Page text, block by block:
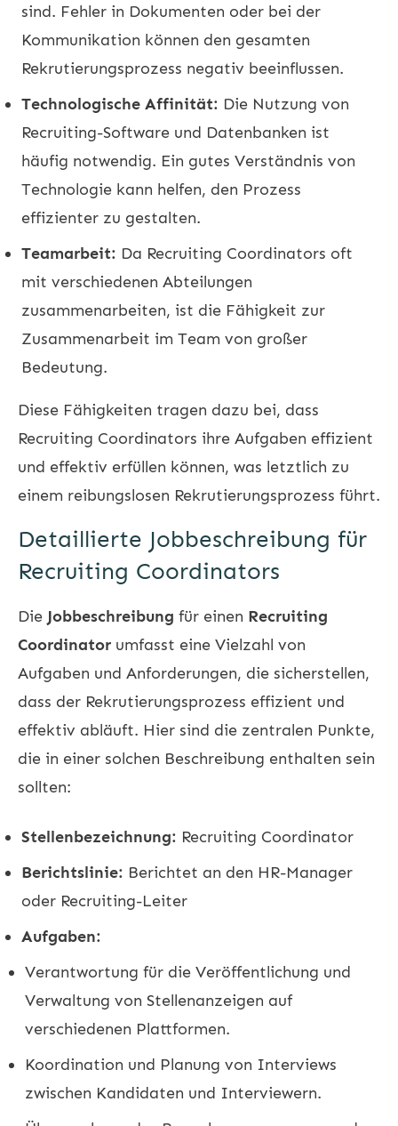
sind. Fehler in Dokumenten oder bei der
Kommunikation können den gesamten
Rekrutierungsprozess negativ beeinflussen.
Technologische Affinität: Die Nutzung von
Recruiting-Software und Datenbanken ist
häufig notwendig. Ein gutes Verständnis von
Technologie kann helfen, den Prozess
effizienter zu gestalten.
Teamarbeit: Da Recruiting Coordinators oft
mit verschiedenen Abteilungen
zusammenarbeiten, ist die Fähigkeit zur
Zusammenarbeit im Team von großer
Bedeutung.
Diese Fähigkeiten tragen dazu bei, dass
Recruiting Coordinators ihre Aufgaben effizient
und effektiv erfüllen können, was letztlich zu
einem reibungslosen Rekrutierungsprozess führt.
Detaillierte Jobbeschreibung für
Recruiting Coordinators
Die Jobbeschreibung für einen Recruiting
Coordinator umfasst eine Vielzahl von
Aufgaben und Anforderungen, die sicherstellen,
dass der Rekrutierungsprozess effizient und
effektiv abläuft. Hier sind die zentralen Punkte,
die in einer solchen Beschreibung enthalten sein
sollten:
Stellenbezeichnung: Recruiting Coordinator
Berichtslinie: Berichtet an den HR-Manager
oder Recruiting-Leiter
Aufgaben:
Verantwortung für die Veröffentlichung und
Verwaltung von Stellenanzeigen auf
verschiedenen Plattformen.
Koordination und Planung von Interviews
zwischen Kandidaten und Interviewern.